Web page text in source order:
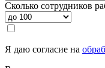
Сколько сотрудников
Я даю согласие на